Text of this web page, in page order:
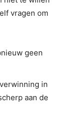
vragen om
geen
in
aan de